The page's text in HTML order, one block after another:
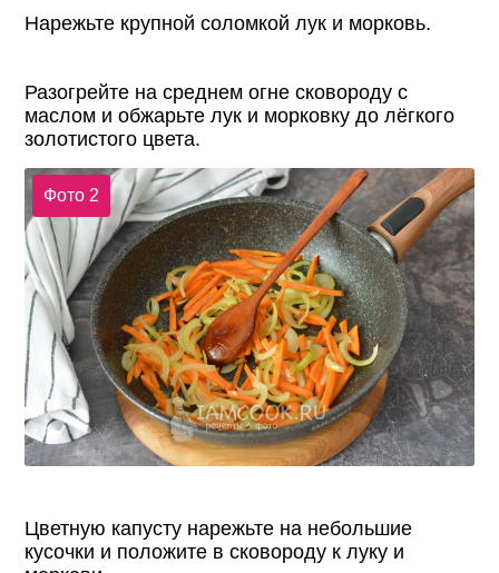
Нарежьте крупной соломкой лук и морковь.
Разогрейте на среднем огне сковороду с
маслом и обжарьте лук и морковку до лёгкого
золотистого цвета.
Фото 2
Цветную капусту нарежьте на небольшие
кусочки и положите в сковороду к луку и